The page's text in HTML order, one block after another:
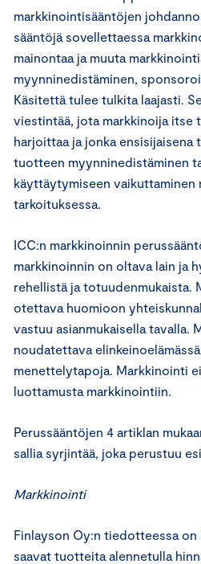
markkinointisääntöjen
sääntöjä sovellettaessa
mainontaa ja muuta
myynninedistäminen,
Käsitettä tulee tulkita laajasti.
viestintää, jota markkinoija itse
harjoittaa ja jonka ensisijaisena
tuotteen myynninedistäminen
käyttäytymiseen vaikuttaminen
tarkoituksessa.
ICC:n markkinoinnin
markkinoinnin on oltava lain ja
rehellistä ja totuudenmukaista.
otettava huomioon
vastuu asianmukaisella tavalla.
noudatettava
menettelytapoja. Markkinointi
luottamusta markkinointiin.
Perussääntöjen 4 artiklan
sallia syrjintää, joka perustuu
Markkinointi
Finlayson Oy:n tiedotteessa
saavat tuotteita alennetulla